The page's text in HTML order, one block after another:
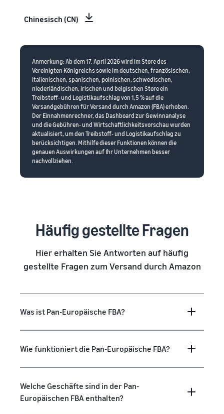
Chinesisch (CN)
Anmerkung: Ab dem 17. April 2026 wird im Store des
Vereinigten Königreichs sowie im deutschen, französischen,
italienischen, spanischen, polnischen, schwedischen,
niederländischen, irischen und belgischen Store ein
Treibstoff- und Logistikaufschlag von 1,5 % auf die
Versandgebühren für Versand durch Amazon (FBA) erhoben.
Der Einnahmenrechner, das Dashboard zur Gewinnanalyse
und die Gebühren- und Wirtschaftlichkeitsvorschau wurden
aktualisiert, um den Treibstoff- und Logistikaufschlag zu
berücksichtigen. Mithilfe dieser Funktionen können die
genauen Auswirkungen auf Ihr Unternehmen besser
nachvollziehen.
Häufig gestellte Fragen
Hier erhalten Sie Antworten auf häufig
gestellte Fragen zum Versand durch Amazon
Was ist Pan-Europäische FBA?
Wie funktioniert die Pan-Europäische FBA?
Welche Geschäfte sind in der Pan-
Europäischen FBA enthalten?